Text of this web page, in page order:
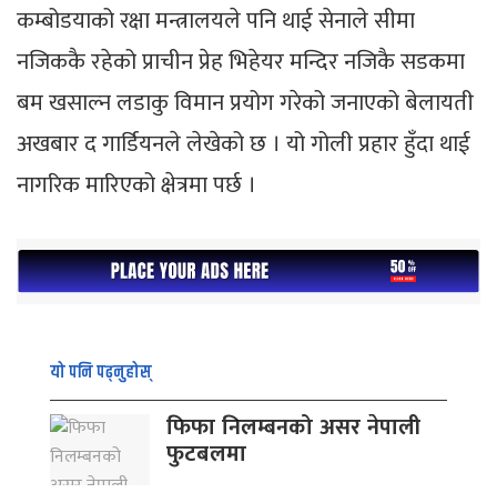
कम्बोडयाको रक्षा मन्त्रालयले पनि थाई सेनाले सीमा
नजिककै रहेको प्राचीन प्रेह भिहेयर मन्दिर नजिकै सडकमा
बम खसाल्न लडाकु विमान प्रयोग गरेको जनाएको बेलायती
अखबार द गार्डियनले लेखेको छ । यो गोली प्रहार हुँदा थाई
नागरिक मारिएको क्षेत्रमा पर्छ ।
यो पनि पढ्नुहोस्
फिफा निलम्बनको असर नेपाली
फुटबलमा